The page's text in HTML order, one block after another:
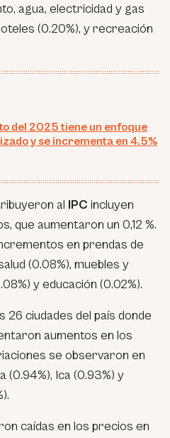
agua, electricidad y gas
(0.20%), y recreación
del 2025 tiene un enfoque
y se incrementa en 4.5%
al IPC incluyen
que aumentaron un 0,12 %.
en prendas de
(0.08%), muebles y
y educación (0.02%).
26 ciudades del país donde
aumentos en los
se observaron en
(0.94%), Ica (0.93%) y
caídas en los precios en